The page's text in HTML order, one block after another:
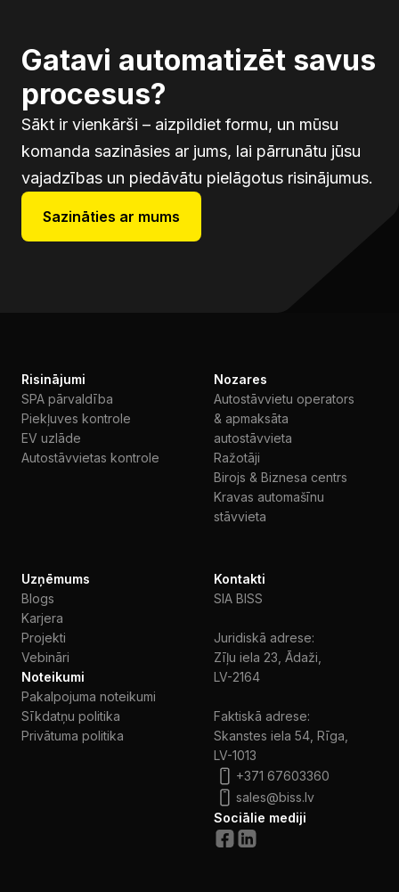
Gatavi automatizēt savus
procesus?
Sākt ir vienkārši – aizpildiet formu, un mūsu
komanda sazināsies ar jums, lai pārrunātu jūsu
vajadzības un piedāvātu pielāgotus risinājumus.
Sazināties ar mums
Risinājumi
SPA pārvaldība
Piekļuves kontrole
EV uzlāde
Autostāvvietas kontrole
Nozares
Autostāvvietu operators
& apmaksāta
autostāvvieta
Ražotāji
Birojs & Biznesa centrs
Kravas automašīnu
stāvvieta
Uzņēmums
Blogs
Karjera
Projekti
Vebināri
Noteikumi
Pakalpojuma noteikumi
Sīkdatņu politika
Privātuma politika
Kontakti
SIA BISS
Juridiskā adrese:
Zīļu iela 23, Ādaži,
LV-2164
Faktiskā adrese:
Skanstes iela 54, Rīga,
LV-1013
+371 67603360
sales@biss.lv
Sociālie mediji